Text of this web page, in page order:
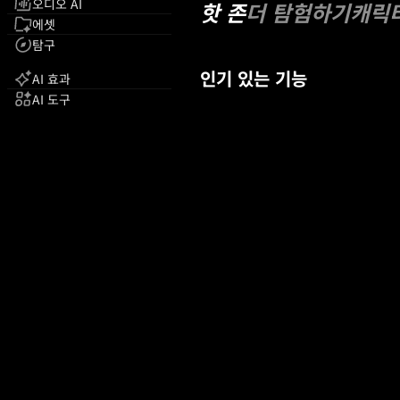
오디오 AI
에셋
탐구
AI 효과
AI 도구
핫 존더 탐험하기캐릭
인기 있는 기능